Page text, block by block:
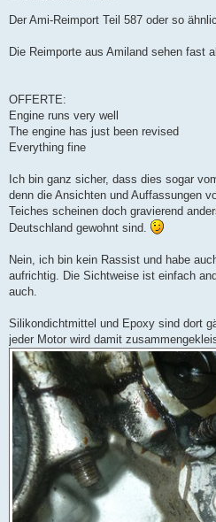
i
t
a
g
Der Ami-Reimport Teil 587 oder so
Die Reimporte aus Amiland sehen fast
OFFERTE:
Engine runs very well
The engine has just been revised
Everything fine
Ich bin ganz sicher, dass dies sogar
denn die Ansichten und Auffassungen
Teiches scheinen doch gravierend
Deutschland gewohnt sind.
Nein, ich bin kein Rassist und habe
aufrichtig. Die Sichtweise ist einfach
auch.
Silikondichtmittel und Epoxy sind dort
jeder Motor wird damit